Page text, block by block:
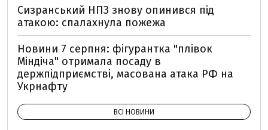
Сизранський НПЗ знову опинився під
атакою: спалахнула пожежа
Новини 7 серпня: фігурантка "плівок
Міндіча" отримала посаду в
держпідприємстві, масована атака РФ на
Укрнафту
ВСІ НОВИНИ